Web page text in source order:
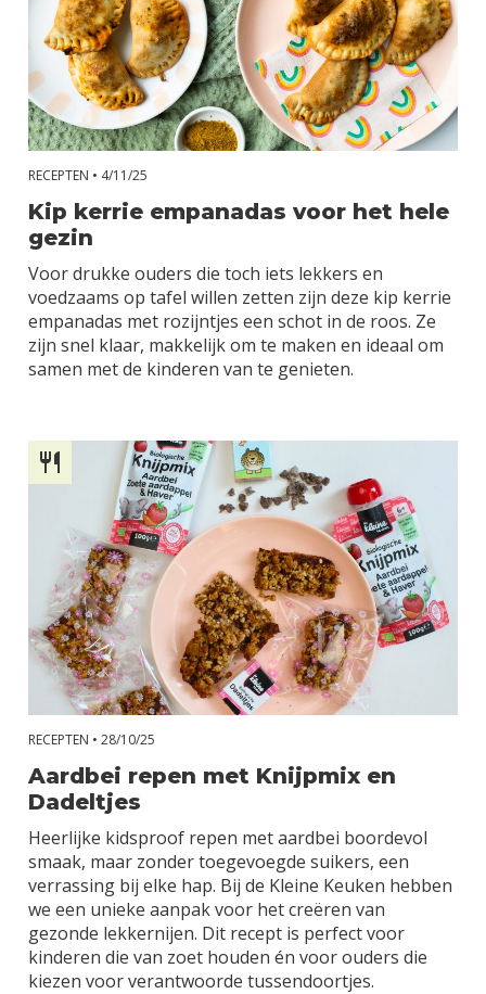
Baby (0 – 1 jaar)
Dreumes (1 – 2
jaar)
Kind (6+ jaar)
Peuter (2 – 4 jaar)
Zwangerschap
Inspiratie
Recepten
Voedingsschema's
RECEPTEN • 4/11/25
Kip kerrie empanadas voor het hele
gezin
Voor drukke ouders die toch iets lekkers en
voedzaams op tafel willen zetten zijn deze kip kerrie
empanadas met rozijntjes een schot in de roos. Ze
zijn snel klaar, makkelijk om te maken en ideaal om
samen met de kinderen van te genieten.
RECEPTEN • 28/10/25
Aardbei repen met Knijpmix en
Dadeltjes
Heerlijke kidsproof repen met aardbei boordevol
smaak, maar zonder toegevoegde suikers, een
verrassing bij elke hap. Bij de Kleine Keuken hebben
we een unieke aanpak voor het creëren van
gezonde lekkernijen. Dit recept is perfect voor
kinderen die van zoet houden én voor ouders die
kiezen voor verantwoorde tussendoortjes.